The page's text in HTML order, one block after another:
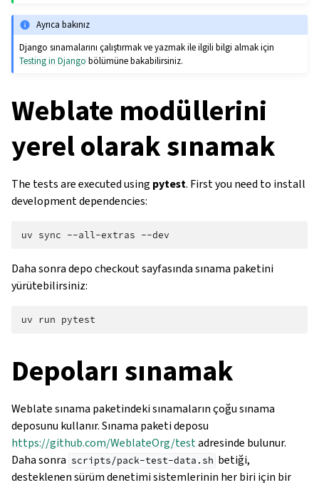
Ayrıca bakınız
Django sınamalarını çalıştırmak ve yazmak ile ilgili bilgi almak için
Testing in Django bölümüne bakabilirsiniz.
Weblate modüllerini
yerel olarak sınamak
The tests are executed using pytest. First you need to install
development dependencies:
uv sync --all-extras
Daha sonra depo checkout sayfasında sınama paketini
yürütebilirsiniz:
uv run
Depoları sınamak
Weblate sınama paketindeki sınamaların çoğu sınama
deposunu kullanır. Sınama paketi deposu
https://github.com/WeblateOrg/testadresinde bulunur.
Daha sonra scripts/pack-test-data.sh betiği,
desteklenen sürüm denetimi sistemlerinin her biri için bir